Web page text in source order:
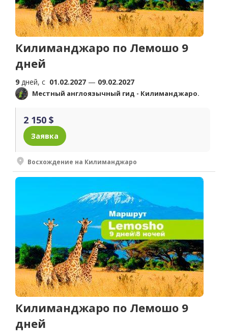
Килиманджаро по Лемошо 9
дней
9 дней, c 01.02.2027 — 09.02.2027
Местный англоязычный гид - Килиманджаро.
2 150 $
Заявка
Восхождение на Килиманджаро
Килиманджаро по Лемошо 9
дней